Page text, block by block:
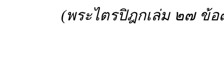
(พระไตรปิฎกเล่ม ๒๗ ข้